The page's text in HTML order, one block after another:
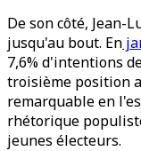
De son côté, Jean-
jusqu'au bout. En
7,6% d'intentions
troisième position
remarquable en
rhétorique
jeunes électeurs.